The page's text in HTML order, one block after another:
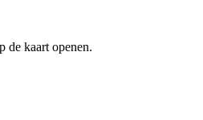
de kaart openen.